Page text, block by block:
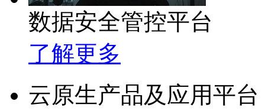
数据安全管控平台
了解更多
云原生产品及应用平台